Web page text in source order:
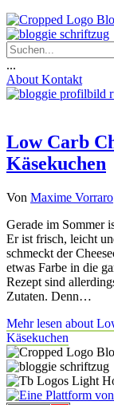
...
About Kontakt
Low Carb
Käsekuchen
Von Maxime Vorraro
Gerade im Sommer
Er ist frisch, leicht
schmeckt der
etwas Farbe in die
Rezept sind
Zutaten. Denn…
Mehr lesen about
Käsekuchen